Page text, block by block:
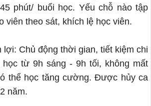
phút/ buổi học. Yếu chỗ nào tập
viên theo sát, khích lệ học viên.
lợi: Chủ động thời gian, tiết kiệm chi
học từ 9h sáng - 9h tối, không mất
thể học tăng cường. Được hủy ca
năm.